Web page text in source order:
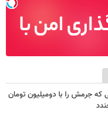
که جرمش را با دومیلیون تومان